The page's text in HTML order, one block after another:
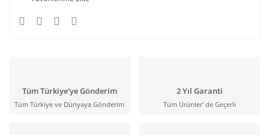
Tüm Türkiye'ye Gönderim
Tüm Türkiye ve Dünyaya Gönderim
2 Yıl Garanti
Tüm Ürünler' de Geçerli